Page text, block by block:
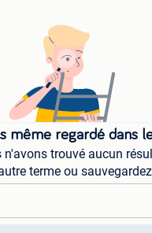
même regardé dans
trouvé aucun
terme ou